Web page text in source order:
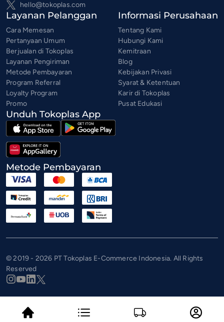
hello@tokoplas.com
Layanan Pelanggan
Cara Memesan
Pertanyaan Umum
Berjualan di Tokoplas
Layanan Pengiriman
Metode Pembayaran
Program Referral
Loyalty Program
Promo
Informasi Perusahaan
Tentang Kami
Hubungi Kami
Kemitraan
Blog
Kebijakan Privasi
Syarat & Ketentuan
Karir di Tokoplas
Pusat Edukasi
Unduh Tokoplas App
Metode Pembayaran
© 2019 - 2026 PT Tokoplas E-Commerce Indonesia. All Rights
Reserved